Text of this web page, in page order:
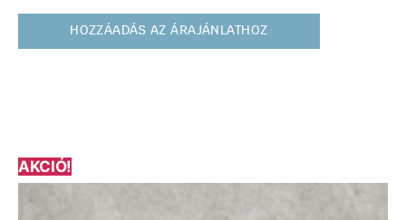
HOZZÁADÁS AZ ÁRAJÁNLATHOZ
AKCIÓ!